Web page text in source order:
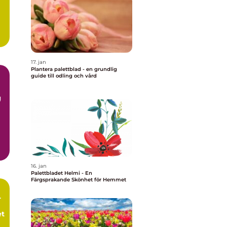
17. jan
Plantera palettblad - en grundlig
guide till odling och vård
16. jan
Palettbladet Helmi - En
Färgsprakande Skönhet för Hemmet